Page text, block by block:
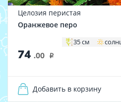
Целозия перистая
Оранжевое перо
35 см
74 .00 i
Добавить в корзину